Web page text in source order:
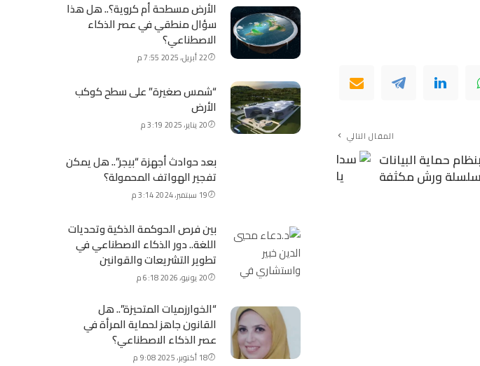
المقال التالي
حماية البيانات
سلسلة ورش مكثفة
الأرض مسطحة أم كروية؟.. هل هذا
سؤال منطقي في عصر الذكاء
الاصطناعي؟
22 أبريل، 2025 7:55 م
“شمس صغيرة” على سطح كوكب
الأرض
20 يناير، 2025 3:19 م
بعد حوادث أجهزة “بيجر”.. هل يمكن
تفجير الهواتف المحمولة؟
19 سبتمبر، 2024 3:14 م
بين فرص الحوكمة الذكية وتحديات
اللغة.. دور الذكاء الاصطناعي في
تطوير التشريعات والقوانين
20 يونيو، 2026 6:18 م
“الخوارزميات المتحيزة”.. هل
القانون جاهز لحماية المرأة في
عصر الذكاء الاصطناعي؟
18 أكتوبر، 2025 9:08 م